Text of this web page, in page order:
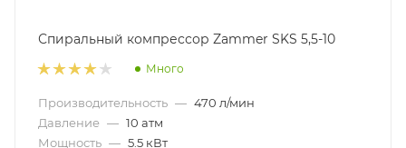
Спиральный компрессор Zammer SKS 5,5-10
Много
Производительность — 470 л/мин
Давление — 10 атм
Мощность — 5.5 кВт